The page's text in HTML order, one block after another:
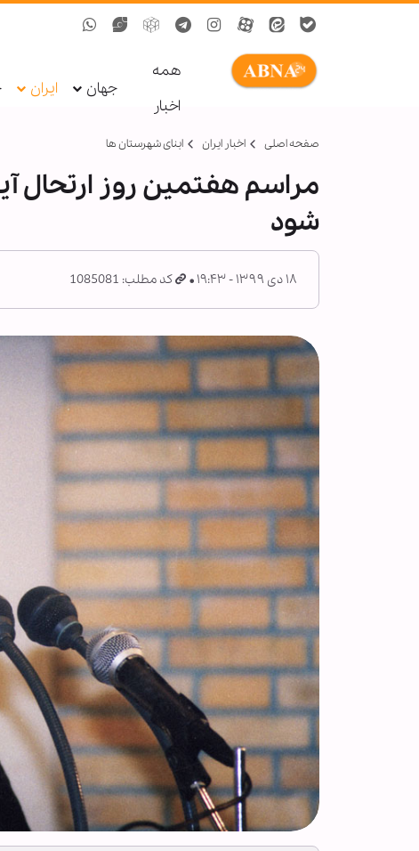
همه
اخبار
جهان ایران
صفحه اصلی اخبار ایران ابنای شهرستان ها
مراسم هفتمین روز ارتحال
شود
۱۸ دی ۱۳۹۹ - ۱۹:۴۳ کد مطلب: 1085081